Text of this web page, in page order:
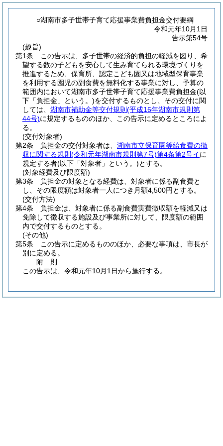
○湖南市多子世帯子育て応援事業費負担金交付要綱
令和元年10月1日
告示第54号
(趣旨)
第1条
この告示は、多子世帯の経済的負担の軽減を図り、希
望する数の子どもを安心して生み育てられる環境づくりを
推進するため、保育所、認定こども園又は地域型保育事業
を利用する園児の副食費を無料化する事業に対し、予算の
範囲内において湖南市多子世帯子育て応援事業費負担金(以
下「負担金」という。)を交付するものとし、その交付に関
しては、 湖南市補助金等交付規則 (平成16年湖南市規則第
44号)に規定するもののほか、この告示に定めるところによ
る。
(交付対象者)
第2条
負担金の交付対象者は、 湖南市立保育園等給食費の徴
収に関する規則 (令和元年湖南市規則第7号)第4条第2号イに
規定する者(以下「対象者」という。)とする。
(対象経費及び限度額)
第3条
負担金の対象となる経費は、対象者に係る副食費と
し、その限度額は対象者一人につき月額4,500円とする。
(交付方法)
第4条
負担金は、対象者に係る副食費実費徴収額を軽減又は
免除して徴収する施設及び事業所に対して、限度額の範囲
内で交付するものとする。
(その他)
第5条
この告示に定めるもののほか、必要な事項は、市長が
別に定める。
附 則
この告示は、令和元年10月1日から施行する。